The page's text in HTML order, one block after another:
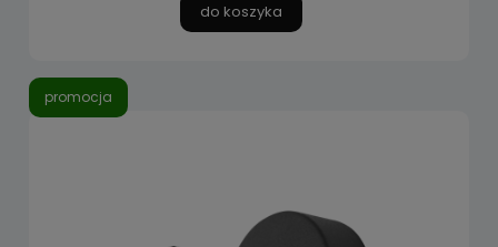
do koszyka
promocja